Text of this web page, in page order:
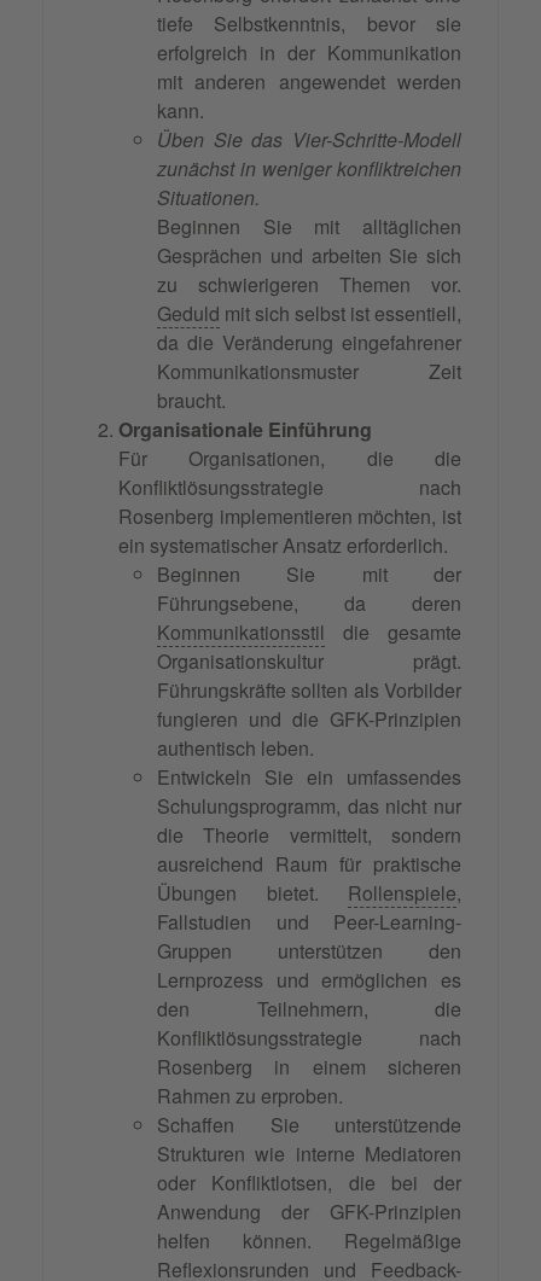
tiefe Selbstkenntnis, bevor sie
erfolgreich in der Kommunikation
mit anderen angewendet werden
kann.
Üben Sie das Vier-Schritte-Modell
zunächst in weniger konfliktreichen
Situationen.
Beginnen Sie mit alltäglichen
Gesprächen und arbeiten Sie sich
zu schwierigeren Themen vor.
Geduld mit sich selbst ist essentiell,
da die Veränderung eingefahrener
Kommunikationsmuster Zeit
braucht.
Organisationale Einführung
Für Organisationen, die die
Konfliktlösungsstrategie nach
Rosenberg implementieren möchten, ist
ein systematischer Ansatz erforderlich.
Beginnen Sie mit der
Führungsebene, da deren
Kommunikationsstil die gesamte
Organisationskultur prägt.
Führungskräfte sollten als Vorbilder
fungieren und die GFK-Prinzipien
authentisch leben.
Entwickeln Sie ein umfassendes
Schulungsprogramm, das nicht nur
die Theorie vermittelt, sondern
ausreichend Raum für praktische
Übungen bietet. Rollenspiele,
Fallstudien und Peer-Learning-
Gruppen unterstützen den
Lernprozess und ermöglichen es
den Teilnehmern, die
Konfliktlösungsstrategie nach
Rosenberg in einem sicheren
Rahmen zu erproben.
Schaffen Sie unterstützende
Strukturen wie interne Mediatoren
oder Konfliktlotsen, die bei der
Anwendung der GFK-Prinzipien
helfen können. Regelmäßige
Reflexionsrunden und Feedback-